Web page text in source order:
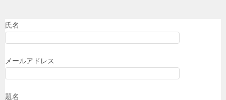
氏名
メールアドレス
題名